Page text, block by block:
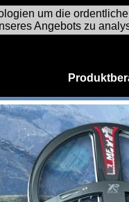
um die
Angebots zu